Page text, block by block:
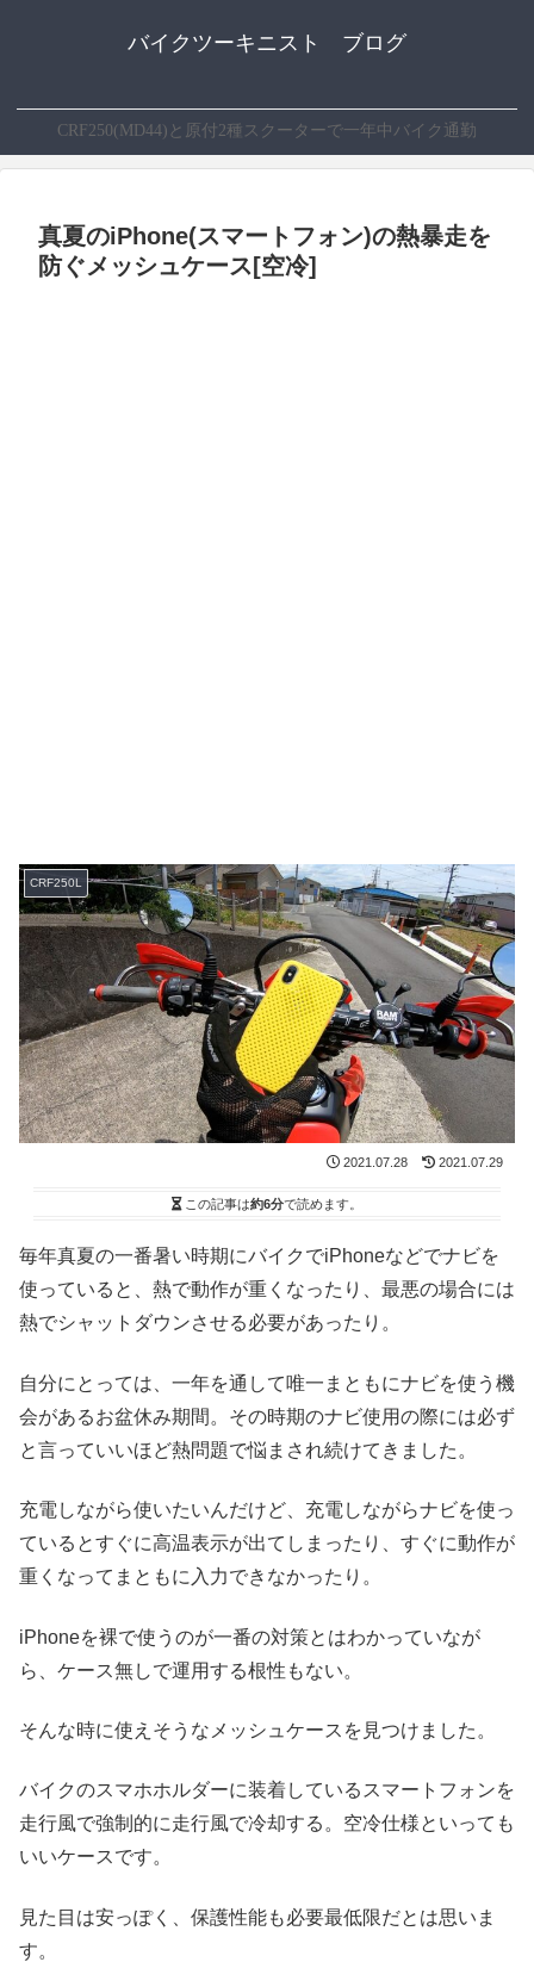
バイクツーキニスト ブログ
CRF250(MD44)と原付2種スクーターで一年中バイク通勤
真夏のiPhone(スマートフォン)の熱暴走を
防ぐメッシュケース[空冷]
CRF250L
2021.07.28 2021.07.29
この記事は約6分で読めます。
毎年真夏の一番暑い時期にバイクでiPhoneなどでナビを
使っていると、熱で動作が重くなったり、最悪の場合には
熱でシャットダウンさせる必要があったり。
自分にとっては、一年を通して唯一まともにナビを使う機
会があるお盆休み期間。その時期のナビ使用の際には必ず
と言っていいほど熱問題で悩まされ続けてきました。
充電しながら使いたいんだけど、充電しながらナビを使っ
ているとすぐに高温表示が出てしまったり、すぐに動作が
重くなってまともに入力できなかったり。
iPhoneを裸で使うのが一番の対策とはわかっていなが
ら、ケース無しで運用する根性もない。
そんな時に使えそうなメッシュケースを見つけました。
バイクのスマホホルダーに装着しているスマートフォンを
走行風で強制的に走行風で冷却する。空冷仕様といっても
いいケースです。
見た目は安っぽく、保護性能も必要最低限だとは思いま
す。